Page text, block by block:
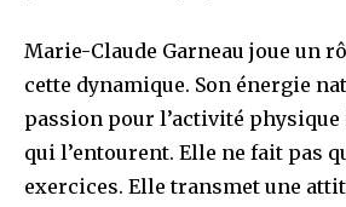
Marie-Claude Garneau joue un
cette dynamique. Son énergie
passion pour l’activité
qui l’entourent. Elle ne fait pas
exercices. Elle transmet une